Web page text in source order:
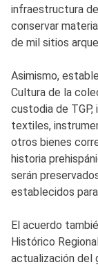
infraestructura
conservar
de mil sitios
Asimismo,
Cultura de la
custodia de
textiles,
otros bienes
historia
serán
establecidos
El acuerdo
Histórico
actualización del